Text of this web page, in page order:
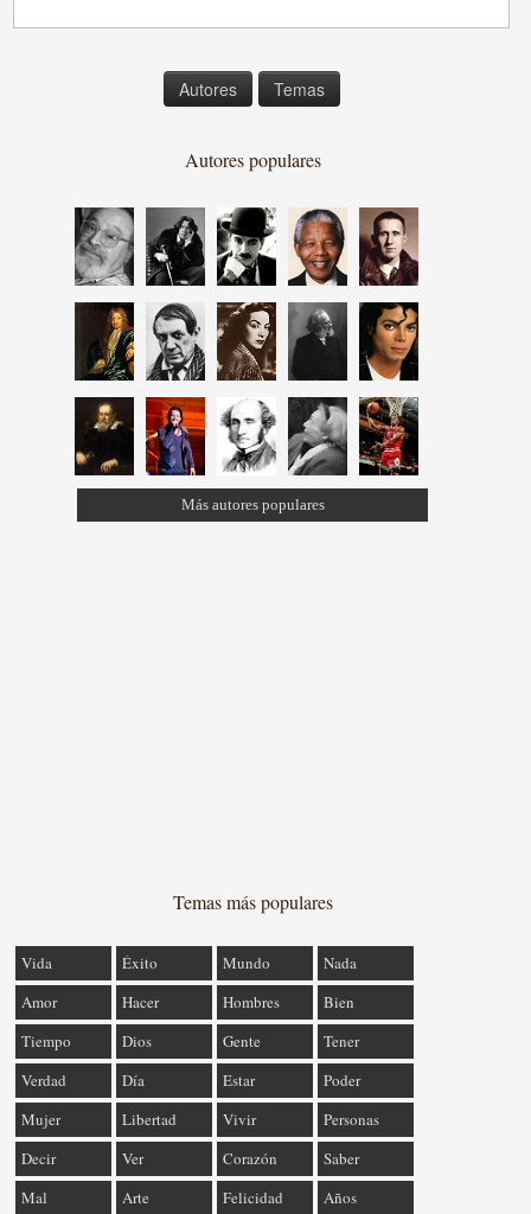
Autores Temas
Autores populares
Más autores populares
Temas más populares
Vida Éxito Mundo
Nada
Amor
Hacer Hombres
Bien
Tiempo
Dios Gente
Tener
Verdad
Día Estar
Poder
Mujer
Libertad Vivir
Personas
Decir
Ver Corazón
Saber
Mal
Arte Felicidad Años